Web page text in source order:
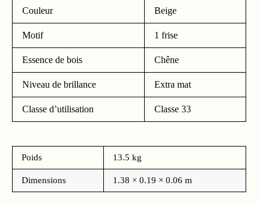
Couleur Beige
Motif 1 frise
Essence de bois Chêne
Niveau de brillance Extra mat
Classe d’utilisation Classe 33
Poids 13.5 kg
Dimensions 1.38 × 0.19 × 0.06 m